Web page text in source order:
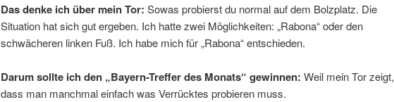
Das denke ich über mein Tor: Sowas probierst du normal auf dem Bolzplatz. Die
Situation hat sich gut ergeben. Ich hatte zwei Möglichkeiten: „Rabona“ oder den
schwächeren linken Fuß. Ich habe mich für „Rabona“ entschieden.
Darum sollte ich den „Bayern-Treffer des Monats“ gewinnen: Weil mein Tor zeigt,
dass man manchmal einfach was Verrücktes probieren muss.